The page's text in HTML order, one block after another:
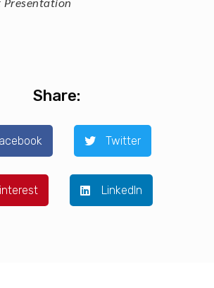
Presentation
Share:
Twitter
LinkedIn